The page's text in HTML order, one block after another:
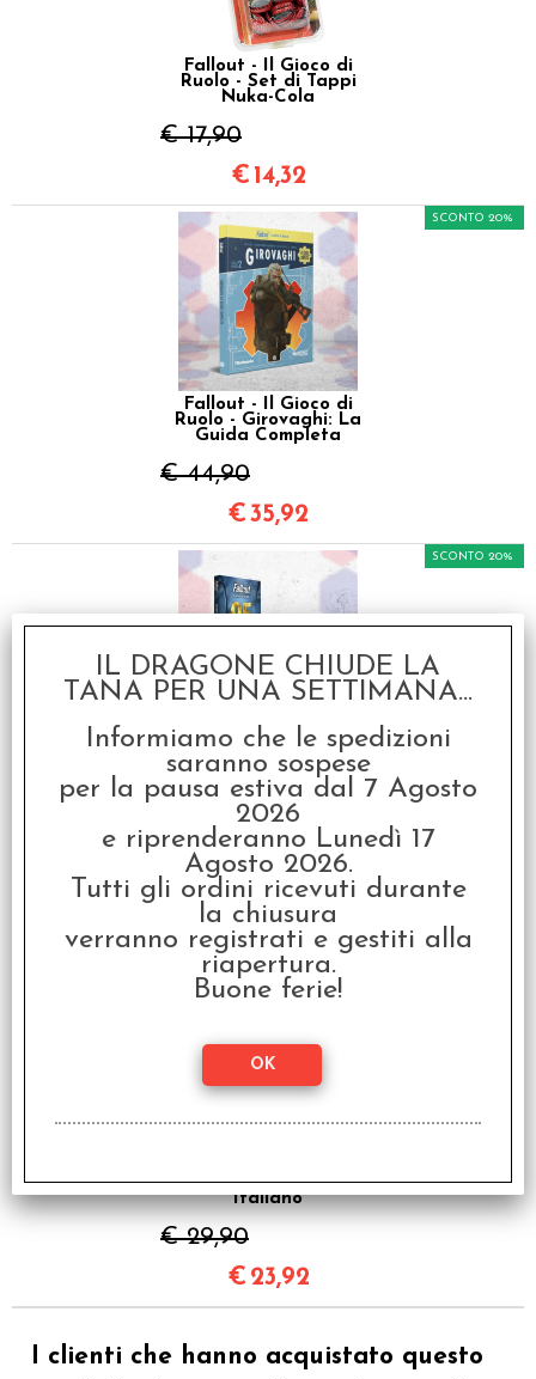
Fallout - Il Gioco di
Ruolo - Set di Tappi
Nuka-Cola
€ 17,90
€ 14,32
Fallout - Il Gioco di
Ruolo - Girovaghi: La
Guida Completa
€ 44,90
SCONTO 20%
€35,92
Fallout - Il Gioco di
Ruolo - Starter Set
Italiano
€ 29,90
SCONTO 20%
€23,92
È Accessorio di
Ruolo - Starter Set
Italiano
€ 29,90
€ 23,92
I clienti che hanno acquistato questo
IL DRAGONE CHIUDE LA
TANA PER UNA SETTIMANA...
Informiamo che le spedizioni
saranno sospese
per la pausa estiva dal 7 Agosto
2026
e riprenderanno Lunedì 17
Agosto 2026.
Tutti gli ordini ricevuti durante
la chiusura
verranno registrati e gestiti alla
riapertura.
Buone ferie!